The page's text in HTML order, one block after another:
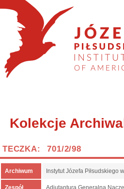
Kolekcje
TECZKA: 701/2/98
Archiwum Instytut Józefa Piłsudskiego
Zespół Adiutantura Generalna